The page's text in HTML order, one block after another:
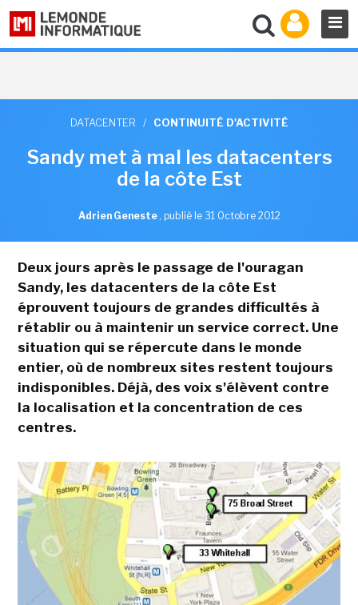
DATACENTER / CONTINUITÉ D'ACTIVITÉ
Sandy met à mal les datacenters
de la côte Est
Adrien Geneste , publié le 31 Octobre 2012
Deux jours après le passage de l'ouragan
Sandy, les datacenters de la côte Est
éprouvent toujours de grandes difficultés à
rétablir ou à maintenir un service correct. Une
situation qui se répercute dans le monde
entier, où de nombreux sites restent toujours
indisponibles. Déjà, des voix s'élèvent contre
la localisation et la concentration de ces
centres.